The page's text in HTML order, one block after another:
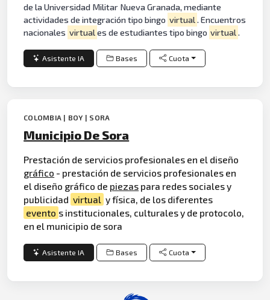
de la Universidad Militar Nueva Granada, mediante
actividades de integración tipo bingo virtual. Encuentros
nacionales virtuales de estudiantes tipo bingo virtual.
Asistente IA Bases Cuota
COLOMBIA | BOY | SORA
Municipio De Sora
Prestación de servicios profesionales en el diseño
gráfico - prestación de servicios profesionales en
el diseño gráfico de piezas para redes sociales y
publicidad virtual y física, de los diferentes
evento s institucionales, culturales y de protocolo,
en el municipio de sora
Asistente IA Bases Cuota